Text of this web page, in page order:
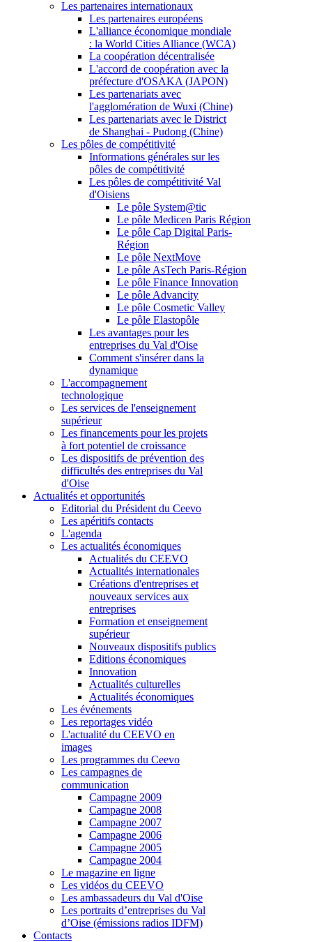
Les partenaires internationaux
Les partenaires européens
L'alliance économique mondiale
: la World Cities Alliance (WCA)
La coopération décentralisée
L'accord de coopération avec la
préfecture d'OSAKA (JAPON)
Les partenariats avec
l'agglomération de Wuxi (Chine)
Les partenariats avec le District
de Shanghai - Pudong (Chine)
Les pôles de compétitivité
Informations générales sur les
pôles de compétitivité
Les pôles de compétitivité Val
d'Oisiens
Le pôle System@tic
Le pôle Medicen Paris Région
Le pôle Cap Digital Paris-
Région
Le pôle NextMove
Le pôle AsTech Paris-Région
Le pôle Finance Innovation
Le pôle Advancity
Le pôle Cosmetic Valley
Le pôle Elastopôle
Les avantages pour les
entreprises du Val d'Oise
Comment s'insérer dans la
dynamique
L'accompagnement
technologique
Les services de l'enseignement
supérieur
Les financements pour les projets
à fort potentiel de croissance
Les dispositifs de prévention des
difficultés des entreprises du Val
d'Oise
Actualités et opportunités
Editorial du Président du Ceevo
Les apéritifs contacts
L'agenda
Les actualités économiques
Actualités du CEEVO
Actualités internationales
Créations d'entreprises et
nouveaux services aux
entreprises
Formation et enseignement
supérieur
Nouveaux dispositifs publics
Editions économiques
Innovation
Actualités culturelles
Actualités économiques
Les événements
Les reportages vidéo
L'actualité du CEEVO en
images
Les programmes du Ceevo
Les campagnes de
communication
Campagne 2009
Campagne 2008
Campagne 2007
Campagne 2006
Campagne 2005
Campagne 2004
Le magazine en ligne
Les vidéos du CEEVO
Les ambassadeurs du Val d'Oise
Les portraits d’entreprises du Val
d’Oise (émissions radios IDFM)
Contacts